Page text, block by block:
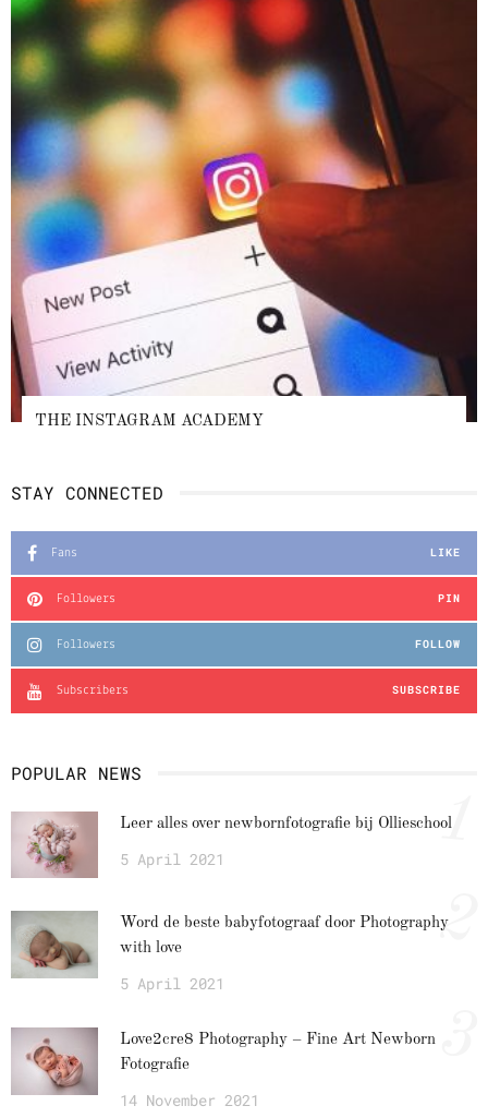
THE INSTAGRAM ACADEMY
STAY CONNECTED
Fans LIKE
Followers PIN
Followers FOLLOW
Subscribers SUBSCRIBE
POPULAR NEWS
Leer alles over newbornfotografie bij Ollieschool
5 April 2021
1
Word de beste babyfotograaf door Photography
with love
5 April 2021
2
Love2cre8 Photography – Fine Art Newborn
Fotografie
14 November 2021